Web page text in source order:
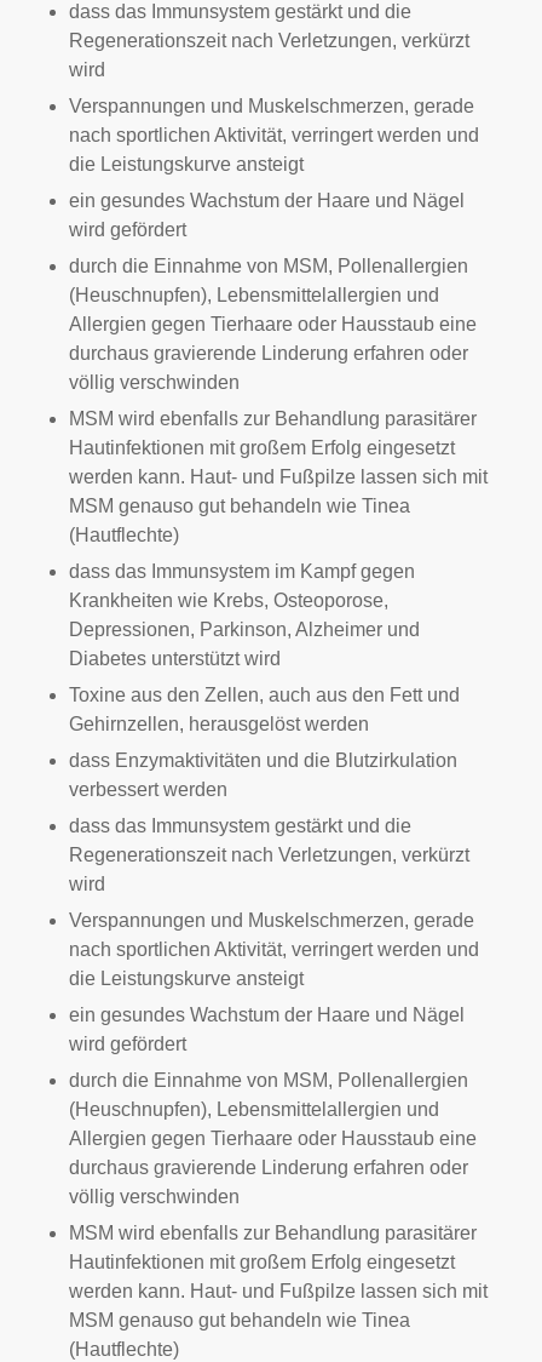
dass das Immunsystem gestärkt und die
Regenerationszeit nach Verletzungen, verkürzt
wird
Verspannungen und Muskelschmerzen, gerade
nach sportlichen Aktivität, verringert werden und
die Leistungskurve ansteigt
ein gesundes Wachstum der Haare und Nägel
wird gefördert
durch die Einnahme von MSM, Pollenallergien
(Heuschnupfen), Lebensmittelallergien und
Allergien gegen Tierhaare oder Hausstaub eine
durchaus gravierende Linderung erfahren oder
völlig verschwinden
MSM wird ebenfalls zur Behandlung parasitärer
Hautinfektionen mit großem Erfolg eingesetzt
werden kann. Haut- und Fußpilze lassen sich mit
MSM genauso gut behandeln wie Tinea
(Hautflechte)
dass das Immunsystem im Kampf gegen
Krankheiten wie Krebs, Osteoporose,
Depressionen, Parkinson, Alzheimer und
Diabetes unterstützt wird
Toxine aus den Zellen, auch aus den Fett und
Gehirnzellen, herausgelöst werden
dass Enzymaktivitäten und die Blutzirkulation
verbessert werden
dass das Immunsystem gestärkt und die
Regenerationszeit nach Verletzungen, verkürzt
wird
Verspannungen und Muskelschmerzen, gerade
nach sportlichen Aktivität, verringert werden und
die Leistungskurve ansteigt
ein gesundes Wachstum der Haare und Nägel
wird gefördert
durch die Einnahme von MSM, Pollenallergien
(Heuschnupfen), Lebensmittelallergien und
Allergien gegen Tierhaare oder Hausstaub eine
durchaus gravierende Linderung erfahren oder
völlig verschwinden
MSM wird ebenfalls zur Behandlung parasitärer
Hautinfektionen mit großem Erfolg eingesetzt
werden kann. Haut- und Fußpilze lassen sich mit
MSM genauso gut behandeln wie Tinea
(Hautflechte)